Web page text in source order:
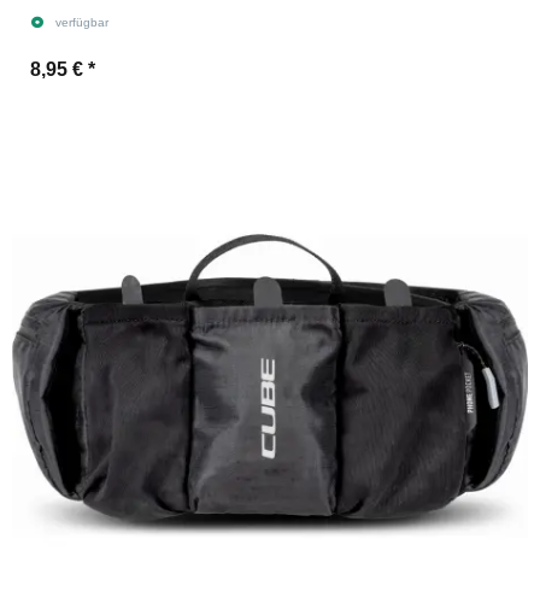
verfügbar
8,95 € *